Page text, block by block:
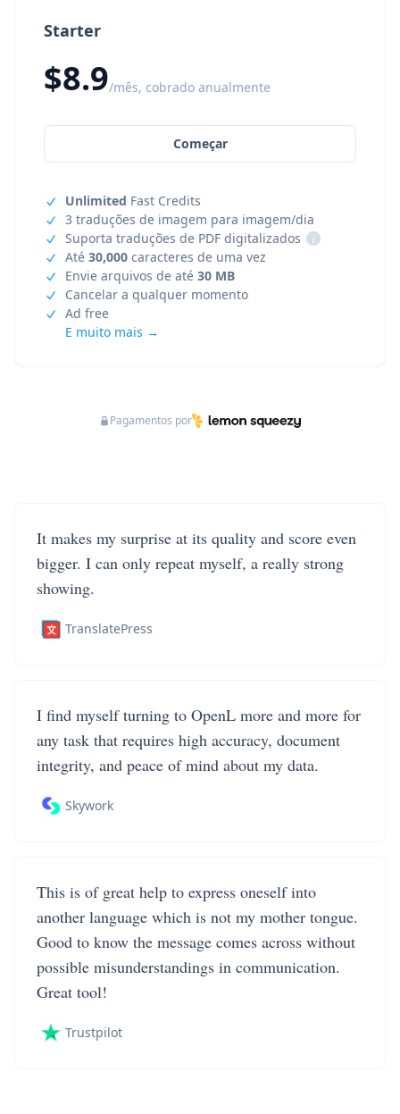
Starter
$8.9/mês, cobrado anualmente
Começar
Unlimited Fast Credits
3 traduções de imagem para imagem/dia
Suporta traduções de PDF digitalizados
i
Até 30,000 caracteres de uma vez
Envie arquivos de até 30 MB
Cancelar a qualquer momento
Ad free
E muito mais →
Pagamentos por
It makes my surprise at its quality and score even
bigger. I can only repeat myself, a really strong
showing.
TranslatePress
I find myself turning to OpenL more and more for
any task that requires high accuracy, document
integrity, and peace of mind about my data.
Skywork
This is of great help to express oneself into
another language which is not my mother tongue.
Good to know the message comes across without
possible misunderstandings in communication.
Great tool!
Trustpilot